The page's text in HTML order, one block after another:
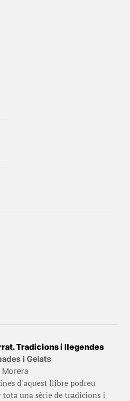
Tradicions i llegendes
i Gelats
d'aquest llibre podreu
tota una sèrie de tradicions i